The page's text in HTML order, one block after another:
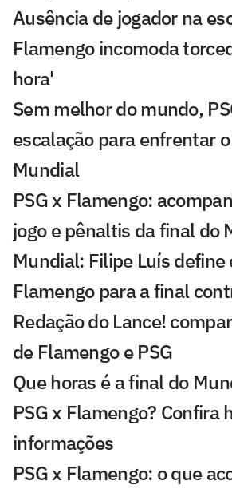
Ausência de jogador na
Flamengo incomoda
hora'
Sem melhor do mundo,
escalação para enfrentar
Mundial
PSG x Flamengo:
jogo e pênaltis da final do
Mundial: Filipe Luís define
Flamengo para a final
Redação do Lance!
de Flamengo e PSG
Que horas é a final do
PSG x Flamengo? Confira
informações
PSG x Flamengo: o que